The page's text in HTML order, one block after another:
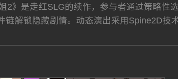
2》是走红SLG的续作，参与者通过策略
链解锁隐藏剧情。动态演出采用Spine2D